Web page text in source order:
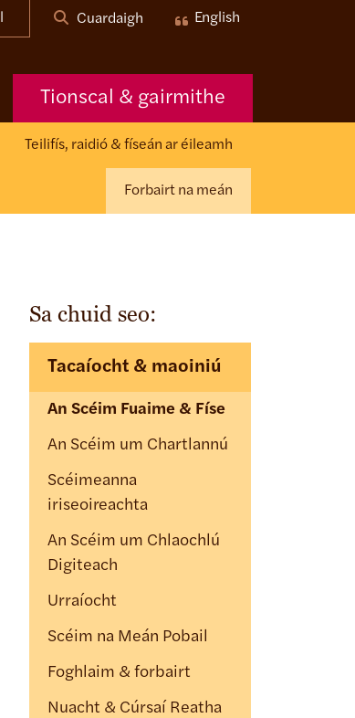
Cuardaigh English
Tionscal & gairmithe
Teilifís, raidió & físeán ar éileamh
Forbairt na meán
Sa chuid seo:
Tacaíocht & maoiniú
An Scéim Fuaime & Físe
An Scéim um Chartlannú
Scéimeanna
iriseoireachta
An Scéim um Chlaochlú
Digiteach
Urraíocht
Scéim na Meán Pobail
Foghlaim & forbairt
Nuacht & Cúrsaí Reatha